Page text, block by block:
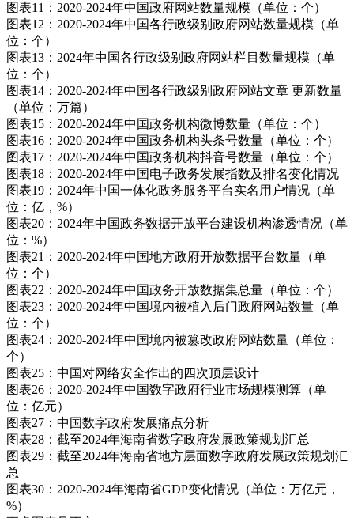
图表11：2020-2024年中国政府网站数量规模（单位：个）
图表12：2020-2024年中国各行政级别政府网站数量规模（单
位：个）
图表13：2024年中国各行政级别政府网站栏目数量规模（单
位：个）
图表14：2020-2024年中国各行政级别政府网站文章 更新数量
（单位：万篇）
图表15：2020-2024年中国政务机构微博数量（单位：个）
图表16：2020-2024年中国政务机构头条号数量（单位：个）
图表17：2020-2024年中国政务机构抖音号数量（单位：个）
图表18：2020-2024年中国电子政务发展指数及排名变化情况
图表19：2024年中国一体化政务服务平台实名用户情况（单
位：亿，%）
图表20：2024年中国政务数据开放平台建设机构渗透情况（单
位：%）
图表21：2020-2024年中国地方政府开放数据平台数量（单
位：个）
图表22：2020-2024年中国政务开放数据集总量（单位：个）
图表23：2020-2024年中国境内被植入后门政府网站数量（单
位：个）
图表24：2020-2024年中国境内被篡改政府网站数量（单位：
个）
图表25：中国对网络安全作出的四次顶层设计
图表26：2020-2024年中国数字政府行业市场规模测算（单
位：亿元）
图表27：中国数字政府发展痛点分析
图表28：截至2024年海南省数字政府发展政策规划汇总
图表29：截至2024年海南省地方层面数字政府发展政策规划汇
总
图表30：2020-2024年海南省GDP变化情况（单位：万亿元，
%）